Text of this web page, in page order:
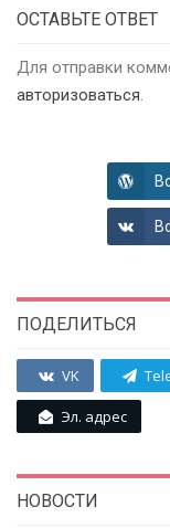
ОСТАВЬТЕ ОТВЕТ
Для отправки
авторизоваться.
ПОДЕЛИТЬСЯ
VK
Эл. адрес
НОВОСТИ